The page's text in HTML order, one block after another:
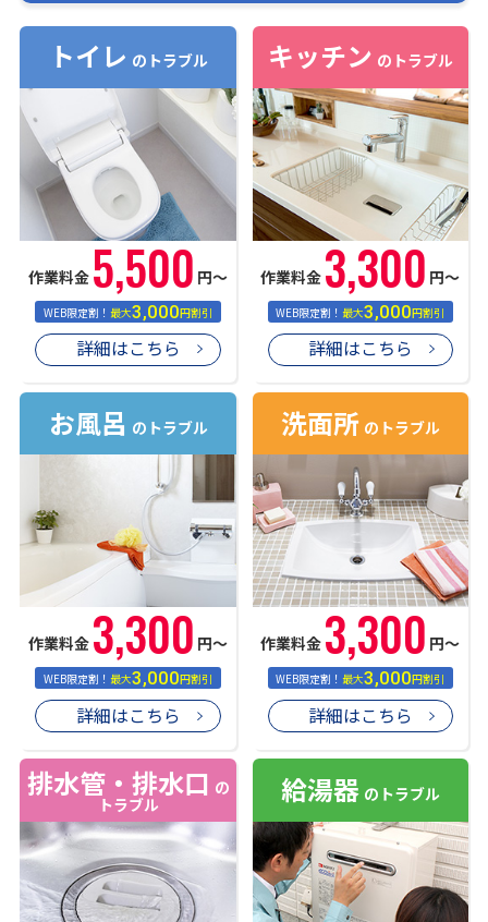
トイレ のトラブル
作業料金 5,500 円〜
WEB限定割！最大3,000円割引
詳細はこちら
キッチン のトラブル
作業料金 3,300 円〜
WEB限定割！最大3,000円割引
詳細はこちら
お風呂 のトラブル
作業料金 3,300 円〜
WEB限定割！最大3,000円割引
詳細はこちら
洗面所 のトラブル
作業料金 3,300 円〜
WEB限定割！最大3,000円割引
詳細はこちら
排水管・排水口 の
トラブル
給湯器 のトラブル